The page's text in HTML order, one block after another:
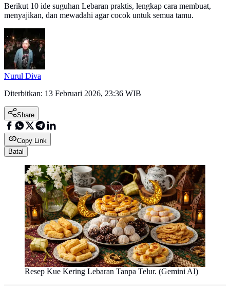
Berikut 10 ide suguhan Lebaran praktis, lengkap cara membuat,
menyajikan, dan mewadahi agar cocok untuk semua tamu.
Nurul Diva
Diterbitkan: 13 Februari 2026, 23:36 WIB
Share
Copy Link
Batal
Resep Kue Kering Lebaran Tanpa Telur. (Gemini AI)